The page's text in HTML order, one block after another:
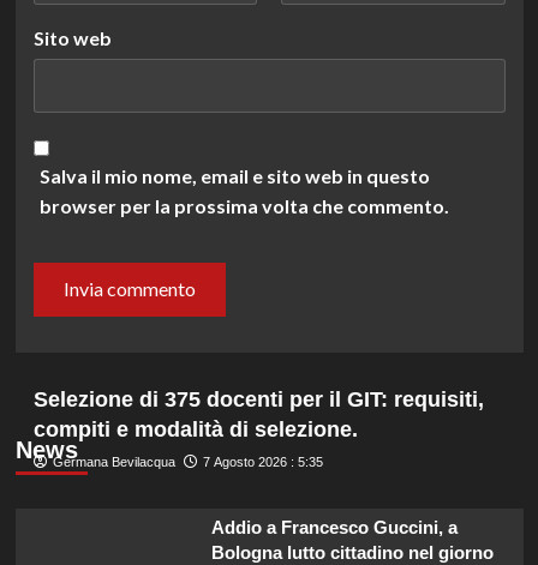
Sito web
Salva il mio nome, email e sito web in questo
browser per la prossima volta che commento.
News
Selezione di 375 docenti per il GIT: requisiti,
compiti e modalità di selezione.
Germana Bevilacqua 7 Agosto 2026 : 5:35
Addio a Francesco Guccini, a
Bologna lutto cittadino nel giorno